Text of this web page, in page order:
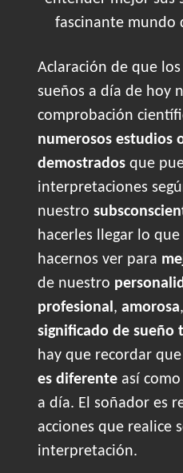
fascinante mundo
Aclaración de que
sueños a día de hoy
comprobación
numerosos estudios
demostrados que
interpretaciones
nuestro
hacerles llegar lo
hacernos ver para
de nuestro
profesional, amorosa
significado de
hay que recordar que
es diferente así como
a día. El soñador es
acciones que realice
interpretación.